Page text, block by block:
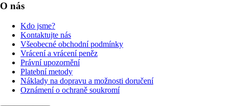
O nás
Kdo jsme?
Kontaktujte nás
Všeobecné obchodní podmínky
Vrácení a vrácení peněz
Právní upozornění
Platební metody
Náklady na dopravu a možnosti doručení
Oznámení o ochraně soukromí